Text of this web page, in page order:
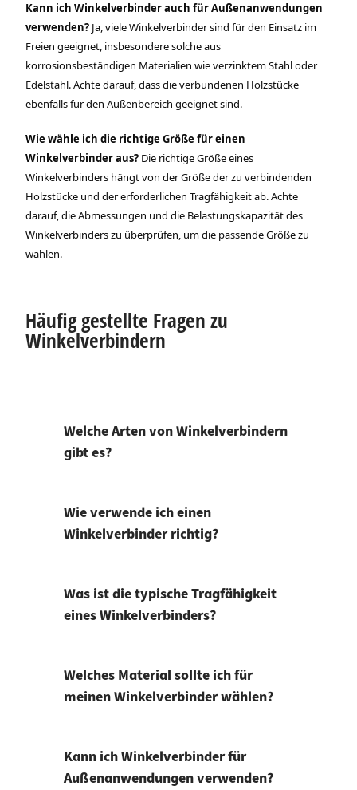
Kann ich Winkelverbinder auch für Außenanwendungen
verwenden? Ja, viele Winkelverbinder sind für den Einsatz im
Freien geeignet, insbesondere solche aus
korrosionsbeständigen Materialien wie verzinktem Stahl oder
Edelstahl. Achte darauf, dass die verbundenen Holzstücke
ebenfalls für den Außenbereich geeignet sind.
Wie wähle ich die richtige Größe für einen
Winkelverbinder aus? Die richtige Größe eines
Winkelverbinders hängt von der Größe der zu verbindenden
Holzstücke und der erforderlichen Tragfähigkeit ab. Achte
darauf, die Abmessungen und die Belastungskapazität des
Winkelverbinders zu überprüfen, um die passende Größe zu
wählen.
Häufig gestellte Fragen zu
Winkelverbindern
Welche Arten von Winkelverbindern
gibt es?
Wie verwende ich einen
Winkelverbinder richtig?
Was ist die typische Tragfähigkeit
eines Winkelverbinders?
Welches Material sollte ich für
meinen Winkelverbinder wählen?
Kann ich Winkelverbinder für
Außenanwendungen verwenden?